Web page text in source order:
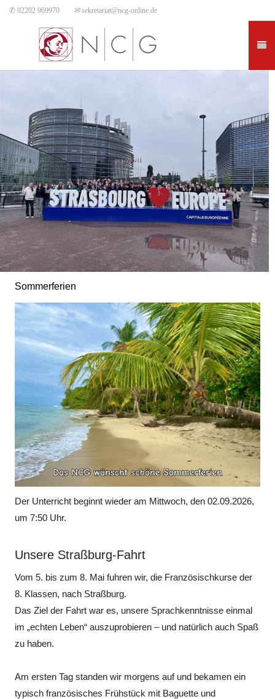
✆ 02202 969970 ✉sekretariat@ncg-online.de
Sommerferien
Der Unterricht beginnt wieder am Mittwoch, den 02.09.2026,
um 7:50 Uhr.
Unsere Straßburg-Fahrt
Vom 5. bis zum 8. Mai fuhren wir, die Französischkurse der
8. Klassen, nach Straßburg.
Das Ziel der Fahrt war es, unsere Sprachkenntnisse einmal
im „echten Leben“ auszuprobieren – und natürlich auch Spaß
zu haben.
Am ersten Tag standen wir morgens auf und bekamen ein
typisch französisches Frühstück mit Baguette und